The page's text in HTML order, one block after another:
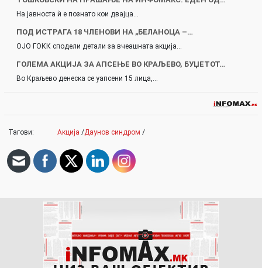
На јавноста ѝ е познато кои двајца…
ПОД ИСТРАГА 18 ЧЛЕНОВИ НА „БЕЛАНОЦА –…
ОЈО ГОКК сподели детали за вчеашната акција…
ГОЛЕМА АКЦИЈА ЗА АПСЕЊЕ ВО КРАЉЕВО, БУЏЕТОТ…
Во Краљево денеска се уапсени 15 лица,…
Тагови: Акција /Даунов синдром /